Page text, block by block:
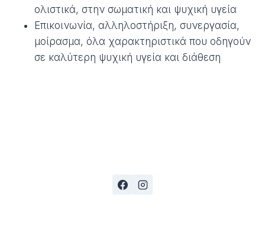
ολιστικά, στην σωματική και ψυχική υγεία
Επικοινωνία, αλληλοστήριξη, συνεργασία,
μοίρασμα, όλα χαρακτηριστικά που οδηγούν
σε καλύτερη ψυχική υγεία και διάθεση